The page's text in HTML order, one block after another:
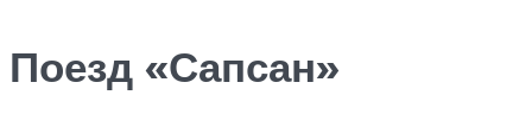
Поезд «Сапсан»